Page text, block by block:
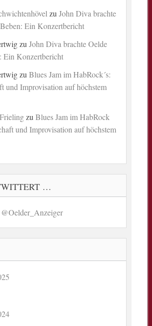
zuJohn Diva brachte
Ein Konzertbericht
zuJohn Diva brachte Oelde
Ein Konzertbericht
zuBlues Jam im HabRock´s:
und Improvisation auf höchstem
zuBlues Jam im HabRock
und Improvisation auf höchstem
…